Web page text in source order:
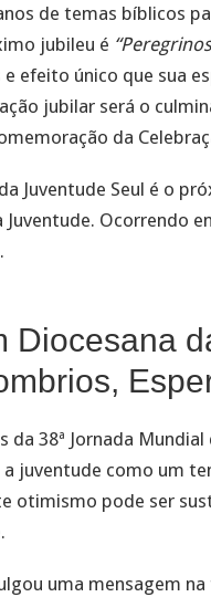
de temas bíblicos
jubileu é
efeito único que sua
jubilar será o
da
Juventude Seul é o
Juventude. Ocorrendo
Diocesana
da 38ª Jornada
juventude como um
otimismo pode ser
uma mensagem